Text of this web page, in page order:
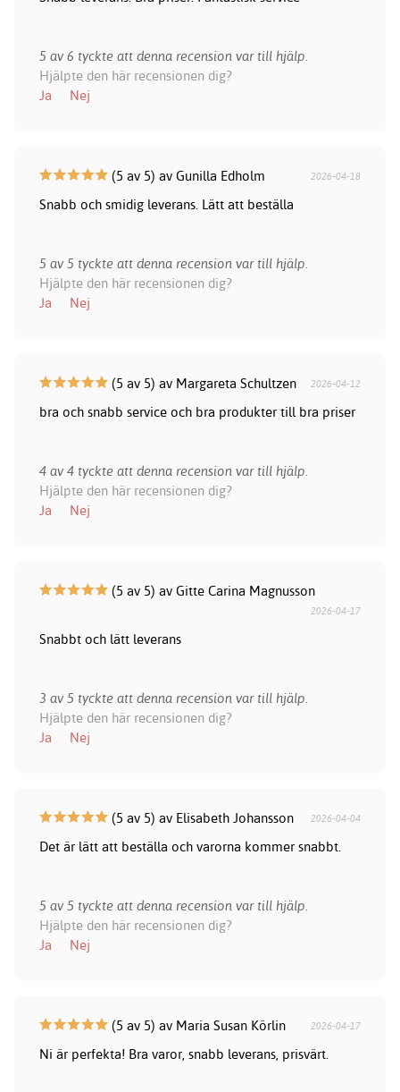
5 av 6 tyckte att denna recension var till hjälp.
Hjälpte den här recensionen dig?
Ja
Nej
(5 av 5) av Gunilla Edholm 2026-04-18
Snabb och smidig leverans. Lätt att beställa
5 av 5 tyckte att denna recension var till hjälp.
Hjälpte den här recensionen dig?
Ja
Nej
(5 av 5) av Margareta Schultzen 2026-04-12
bra och snabb service och bra produkter till bra priser
4 av 4 tyckte att denna recension var till hjälp.
Hjälpte den här recensionen dig?
Ja
Nej
(5 av 5) av Gitte Carina Magnusson
2026-04-17
Snabbt och lätt leverans
3 av 5 tyckte att denna recension var till hjälp.
Hjälpte den här recensionen dig?
Ja
Nej
(5 av 5) av Elisabeth Johansson 2026-04-04
Det är lätt att beställa och varorna kommer snabbt.
5 av 5 tyckte att denna recension var till hjälp.
Hjälpte den här recensionen dig?
Ja
Nej
(5 av 5) av Maria Susan Körlin 2026-04-17
Ni är perfekta! Bra varor, snabb leverans, prisvärt.